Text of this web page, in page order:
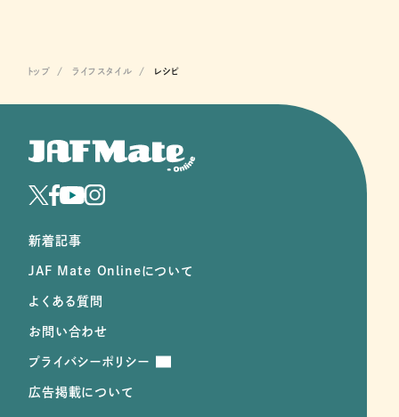
トップ ライフスタイル レシピ
新着記事
JAF Mate Onlineについて
よくある質問
お問い合わせ
プライバシーポリシー
広告掲載について